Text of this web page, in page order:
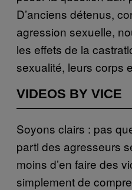
D’anciens détenus,
agression sexuelle,
les effets de la
sexualité, leurs corps
VIDEOS BY VICE
Soyons clairs : pas
parti des agresseurs
moins d’en faire des
simplement de